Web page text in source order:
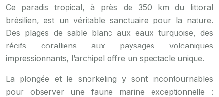
Ce paradis tropical, à près de 350 km du littoral
brésilien, est un véritable sanctuaire pour la nature.
Des plages de sable blanc aux eaux turquoise, des
récifs coralliens aux paysages volcaniques
impressionnants, l’archipel offre un spectacle unique.
La plongée et le snorkeling y sont incontournables
pour observer une faune marine exceptionnelle :